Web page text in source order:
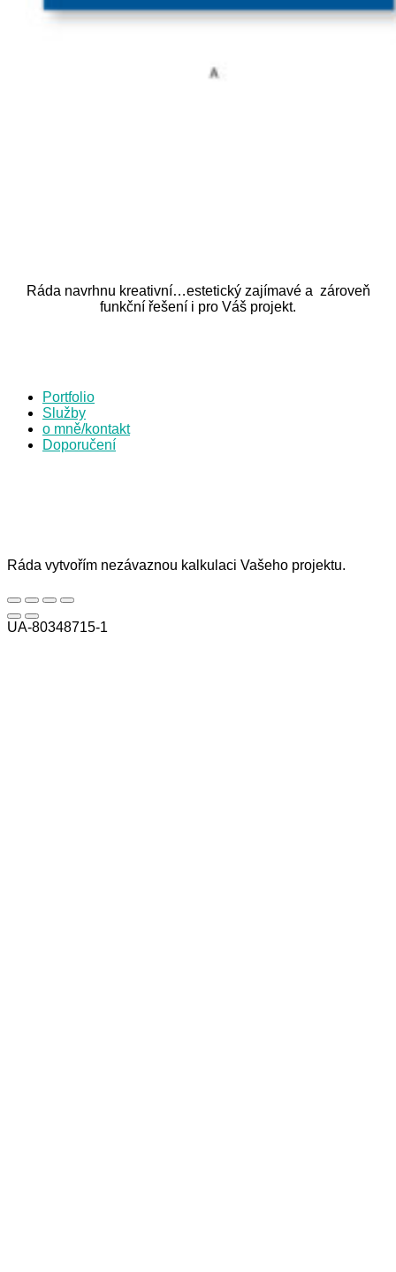
Ráda navrhnu kreativní…estetický zajímavé a zároveň
funkční řešení i pro Váš projekt.
Portfolio
Služby
o mně/kontakt
Doporučení
Ráda vytvořím nezávaznou kalkulaci Vašeho projektu.
UA-80348715-1